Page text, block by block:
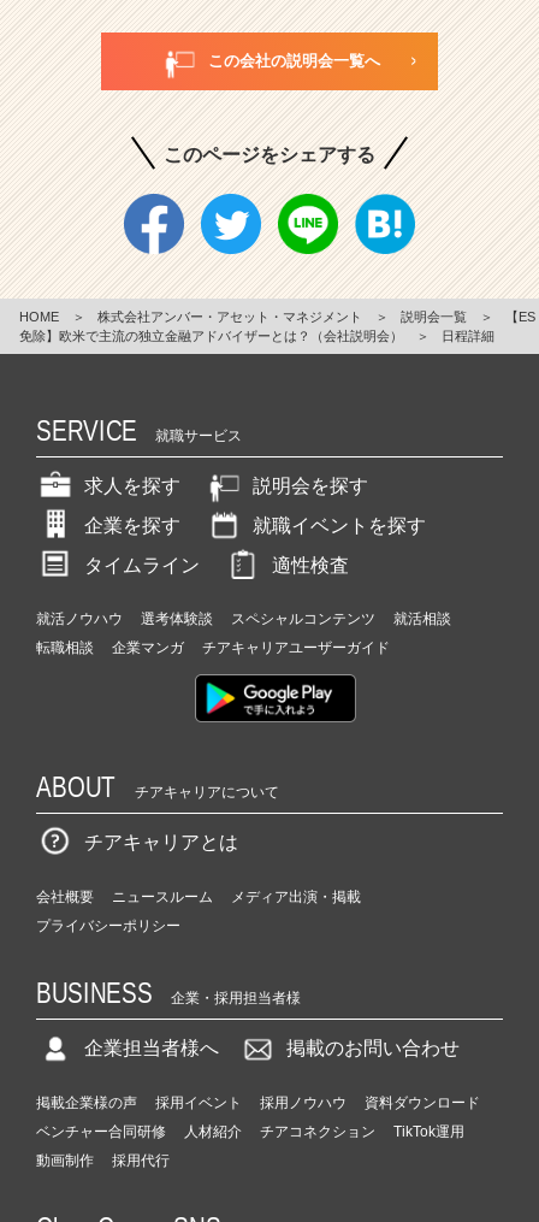
この会社の説明会一覧へ
このページをシェアする
HOME ＞ 株式会社アンバー・アセット・マネジメント ＞ 説明会一覧 ＞
【ES
免除】欧米で主流の独立金融アドバイザーとは？（会社説明会）
＞ 日程詳細
SERVICE 就職サービス
求人を探す
説明会を探す
企業を探す
就職イベントを探す
タイムライン
適性検査
就活ノウハウ 選考体験談 スペシャルコンテンツ
就活相談
転職相談
企業マンガ チアキャリアユーザーガイド
ABOUT チアキャリアについて
チアキャリアとは
会社概要 ニュースルーム
メディア出演・掲載
プライバシーポリシー
BUSINESS 企業・採用担当者様
企業担当者様へ 掲載のお問い合わせ
掲載企業様の声 採用イベント 採用ノウハウ
資料ダウンロード
ベンチャー合同研修
人材紹介 チアコネクション
TikTok運用
動画制作
採用代行